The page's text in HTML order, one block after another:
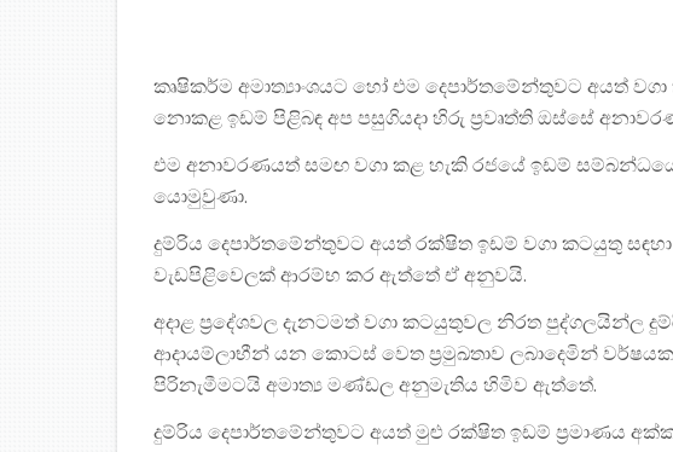
කෘෂිකර්ම අමාත්‍යාංශයට හෝ එම දෙපාර්තමේන්තුවට අයත්
නොකළ ඉඩම් පිළිබඳ අප පසුගියදා හිරු ප්‍රවෘත්ති ඔස්සේ
එම අනාවරණයත් සමඟ වගා කළ හැකි රජයේ ඉඩම්
යොමුවුණා.
දුම්රිය දෙපාර්තමේන්තුවට අයත් රක්ෂිත ඉඩම් වගා කටයුතු
වැඩපිළිවෙලක් ආරම්භ කර ඇත්තේ ඒ අනුවයි.
අදාළ ප්‍රදේශවල දැනටමත් වගා කටයුතුවල නිරත පුද්ගලයින්ල
ආදායම්ලාභීන් යන කොටස් වෙත ප්‍රමුඛතාව ලබාදෙමින්
පිරිනැමීමටයි අමාත්‍ය මණ්ඩල අනුමැතිය හිමිව ඇත්තේ.
දුම්රිය දෙපාර්තමේන්තුවට අයත් මුළු රක්ෂිත ඉඩම් ප්‍රමාණය